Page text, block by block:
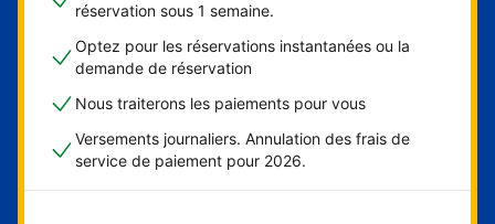
réservation sous 1 semaine.
Optez pour les réservations instantanées ou la
demande de réservation
Nous traiterons les paiements pour vous
Versements journaliers. Annulation des frais de
service de paiement pour 2026.